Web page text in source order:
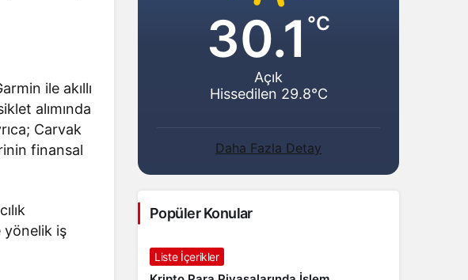
ile akıllı
alımında
Carvak
finansal
yönelik iş
30.1 °C
Açık
Hissedilen 29.8°C
Daha Fazla Detay
Popüler Konular
Liste İçerikler